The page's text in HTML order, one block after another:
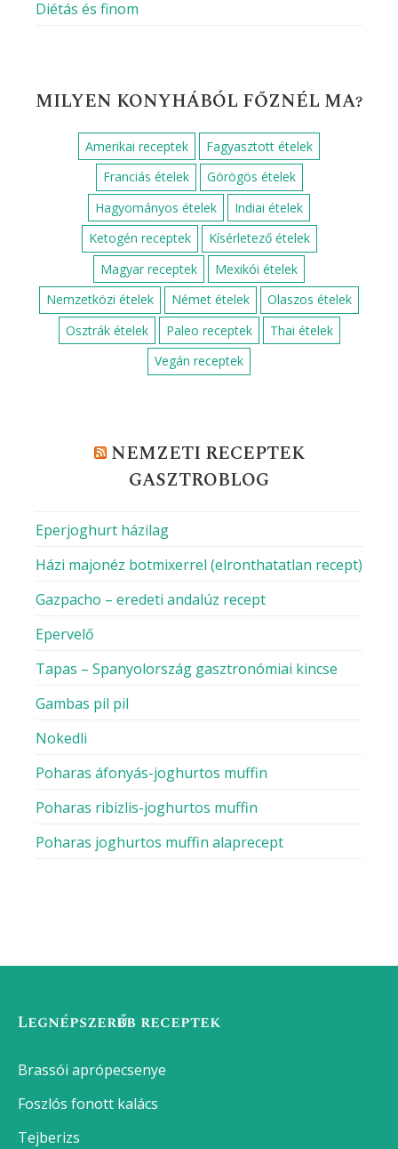
Diétás és finom
MILYEN KONYHÁBÓL FŐZNÉL MA?
Amerikai receptek
Fagyasztott ételek
Franciás ételek
Görögös ételek
Hagyományos ételek
Indiai ételek
Ketogén receptek
Kísérletező ételek
Magyar receptek
Mexikói ételek
Nemzetközi ételek
Német ételek
Olaszos ételek
Osztrák ételek
Paleo receptek
Thai ételek
Vegán receptek
NEMZETI RECEPTEK
GASZTROBLOG
Eperjoghurt házilag
Házi majonéz botmixerrel (elronthatatlan recept)
Gazpacho – eredeti andalúz recept
Epervelő
Tapas – Spanyolország gasztronómiai kincse
Gambas pil pil
Nokedli
Poharas áfonyás-joghurtos muffin
Poharas ribizlis-joghurtos muffin
Poharas joghurtos muffin alaprecept
Legnépszerűbb receptek
Brassói aprópecsenye
Foszlós fonott kalács
Tejberizs